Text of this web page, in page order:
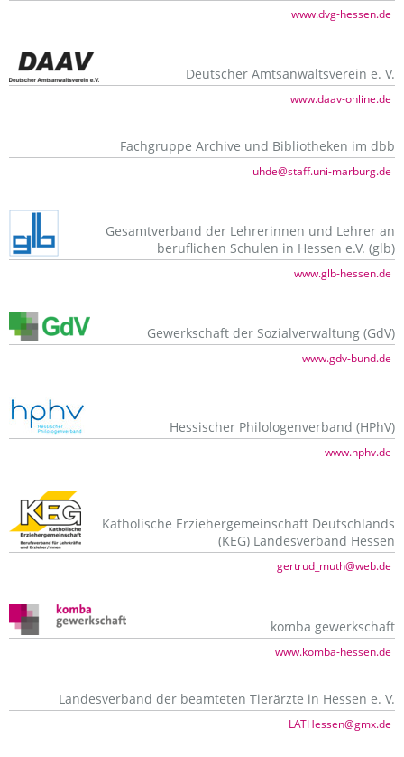
www.dvg-hessen.de
Deutscher Amtsanwaltsverein e. V.
www.daav-online.de
Fachgruppe Archive und Bibliotheken im dbb
uhde@staff.uni-marburg.de
Gesamtverband der Lehrerinnen und Lehrer an
beruflichen Schulen in Hessen e.V. (glb)
www.glb-hessen.de
Gewerkschaft der Sozialverwaltung (GdV)
www.gdv-bund.de
Hessischer Philologenverband (HPhV)
www.hphv.de
Katholische Erziehergemeinschaft Deutschlands
(KEG) Landesverband Hessen
gertrud_muth@web.de
komba gewerkschaft
www.komba-hessen.de
Landesverband der beamteten Tierärzte in Hessen e. V.
LATHessen@gmx.de